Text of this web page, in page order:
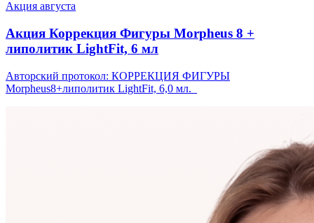
Акция августа
Акция Коррекция Фигуры Morpheus 8 +
липолитик LightFit, 6 мл
Авторский протокол: КОРРЕКЦИЯ ФИГУРЫ
Morpheus8+липолитик LightFit, 6,0 мл.